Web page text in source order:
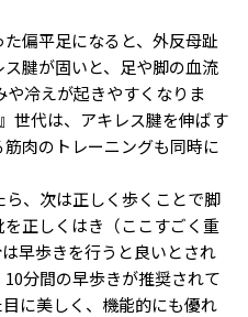
偏平足になると、外反母趾
腱が固いと、足や脚の血流
冷えが起きやすくなりま
世代は、アキレス腱を伸ばす
肉のトレーニングも同時に
、次は正しく歩くことで脚
正しくはき（ここすごく重
早歩きを行うと良いとされ
分間の早歩きが推奨されて
に美しく、機能的にも優れ